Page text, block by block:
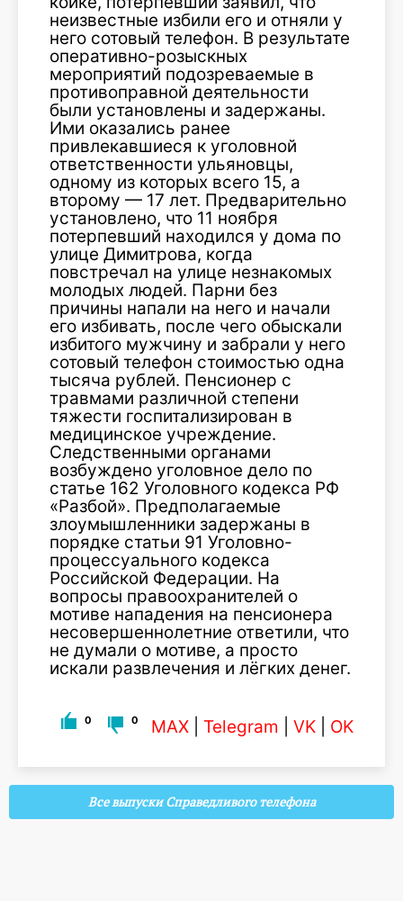
неизвестные избили его и отняли у
него сотовый телефон. В результате
оперативно-розыскных
мероприятий подозреваемые в
противоправной деятельности
были установлены и задержаны.
Ими оказались ранее
привлекавшиеся к уголовной
ответственности ульяновцы,
одному из которых всего 15, а
второму — 17 лет. Предварительно
установлено, что 11 ноября
потерпевший находился у дома по
улице Димитрова, когда
повстречал на улице незнакомых
молодых людей. Парни без
причины напали на него и начали
его избивать, после чего обыскали
избитого мужчину и забрали у него
сотовый телефон стоимостью одна
тысяча рублей. Пенсионер с
травмами различной степени
тяжести госпитализирован в
медицинское учреждение.
Следственными органами
возбуждено уголовное дело по
статье 162 Уголовного кодекса РФ
«Разбой». Предполагаемые
злоумышленники задержаны в
порядке статьи 91 Уголовно-
процессуального кодекса
Российской Федерации. На
вопросы правоохранителей о
мотиве нападения на пенсионера
несовершеннолетние ответили, что
не думали о мотиве, а просто
искали развлечения и лёгких денег.
0 0 MAX Telegram VK OK
Все выпуски Справедливого телефона